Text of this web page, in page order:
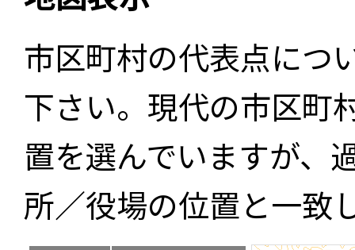
市区町村の代表点につ
下さい。現代の市区町
置を選んでいますが、
所／役場の位置と一致